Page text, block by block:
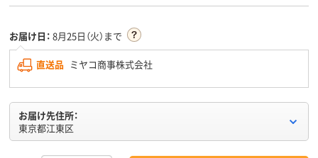
お届け日： 8月25日（火）まで
直送品 ミヤコ商事株式会社
お届け先住所：
東京都江東区